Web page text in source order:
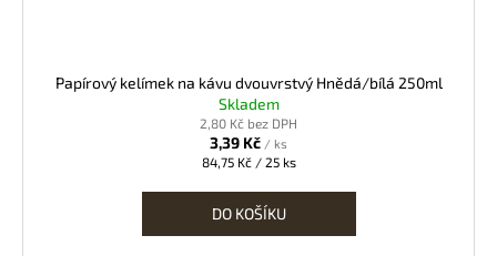
Papírový kelímek na kávu dvouvrstvý Hnědá/bílá 250ml
Skladem
2,80 Kč bez DPH
3,39 Kč / ks
Měrná
84,75 Kč / 25 ks
DO KOŠÍKU